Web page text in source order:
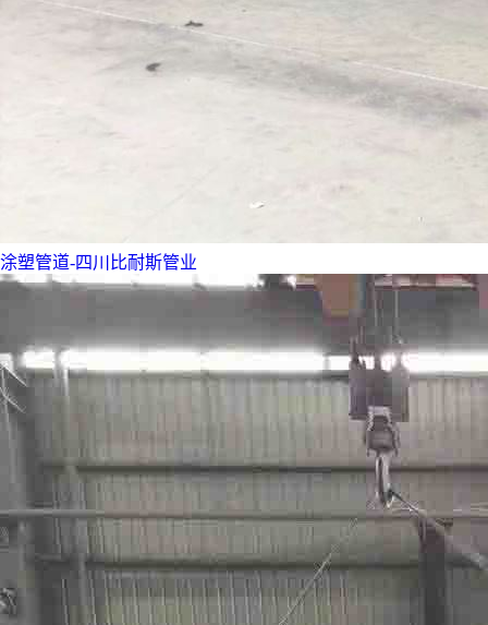
涂塑管道-四川比耐斯管业